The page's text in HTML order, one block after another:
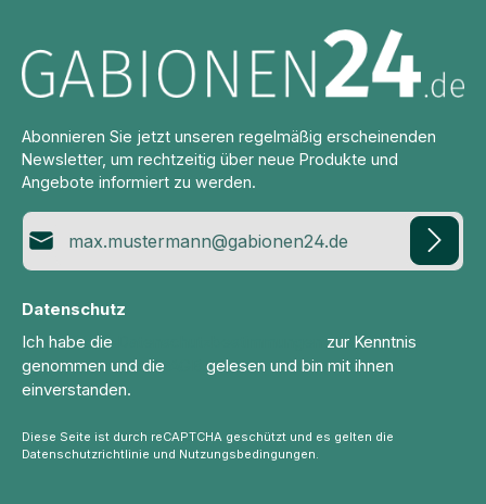
Abonnieren Sie jetzt unseren regelmäßig erscheinenden
Newsletter, um rechtzeitig über neue Produkte und
Angebote informiert zu werden.
E-Mail-Adresse*
Datenschutz
Ich habe die
zur Kenntnis
genommen und die
gelesen und bin mit ihnen
einverstanden.
Diese Seite ist durch reCAPTCHA geschützt und es gelten die
Datenschutzrichtlinie und Nutzungsbedingungen